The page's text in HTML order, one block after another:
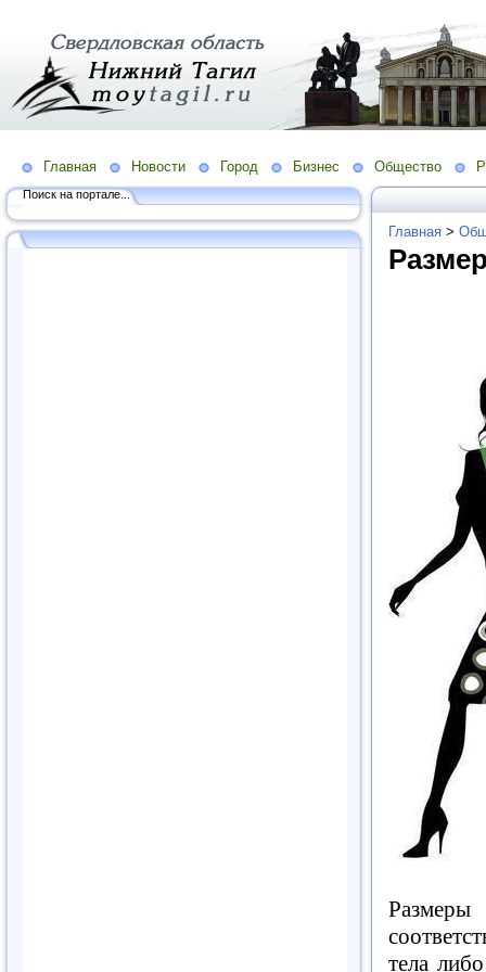
Главная Новости Город Бизнес Общество
Поиск на портале...
Главная >
тела